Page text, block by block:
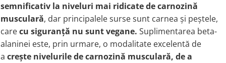
semnificativ la niveluri mai ridicate de carnozină
musculară, dar principalele surse sunt carnea și peștele,
carecu siguranță nu sunt vegane. Suplimentarea beta-
alaninei este, prin urmare, o modalitate excelentă de
a crește nivelurile de carnozină musculară, de a